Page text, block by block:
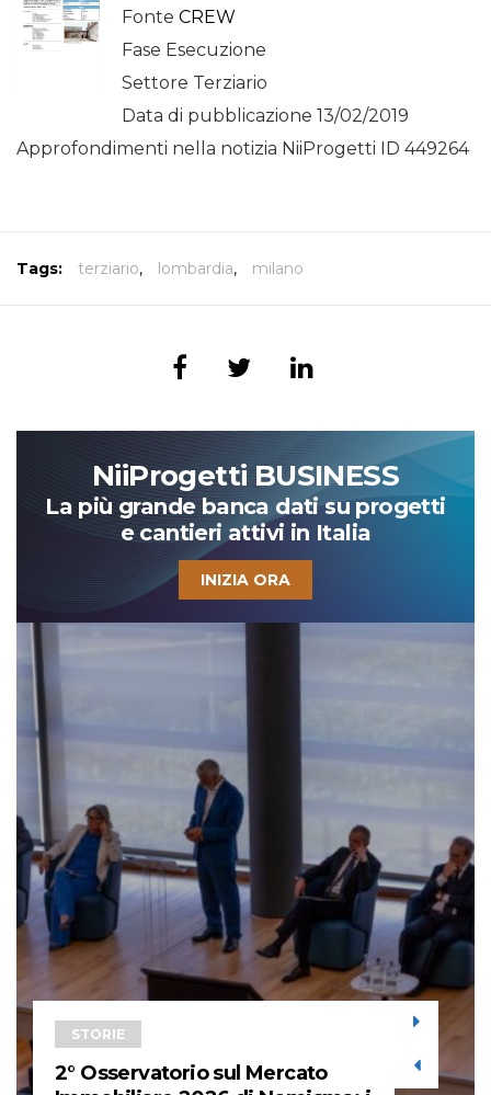
Fonte CREW
Fase Esecuzione
Settore Terziario
Data di pubblicazione 13/02/2019
Approfondimenti nella notizia NiiProgetti ID 449264
Tags: terziario, lombardia, milano
NiiProgetti BUSINESS
La più grande banca dati su progetti
e cantieri attivi in Italia
INIZIA ORA
STORIE
2° Osservatorio sul Mercato